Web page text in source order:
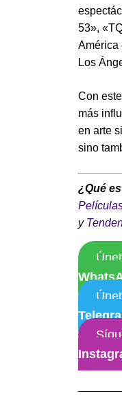
53»,
América
Los
Con
más
en arte
sino
¿Qué
y